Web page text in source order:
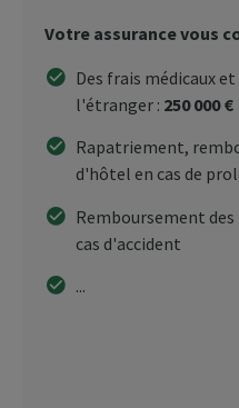
Votre assurance vous
Des frais médicaux
l'étranger : 250 000 €
Rapatriement,
d'hôtel en cas de
Remboursement
cas d'accident
...